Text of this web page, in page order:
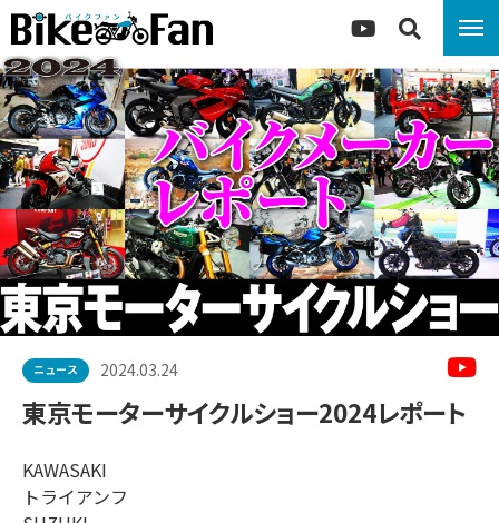
ニュース 2024.03.24
東京モーターサイクルショー2024レポート
KAWASAKI
トライアンフ